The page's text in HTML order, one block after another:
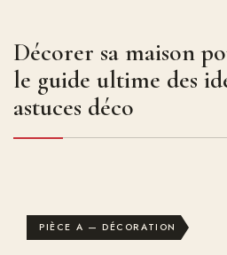
Décorer sa maison
le guide ultime des
astuces déco
PIÈCE A — DÉCORATION